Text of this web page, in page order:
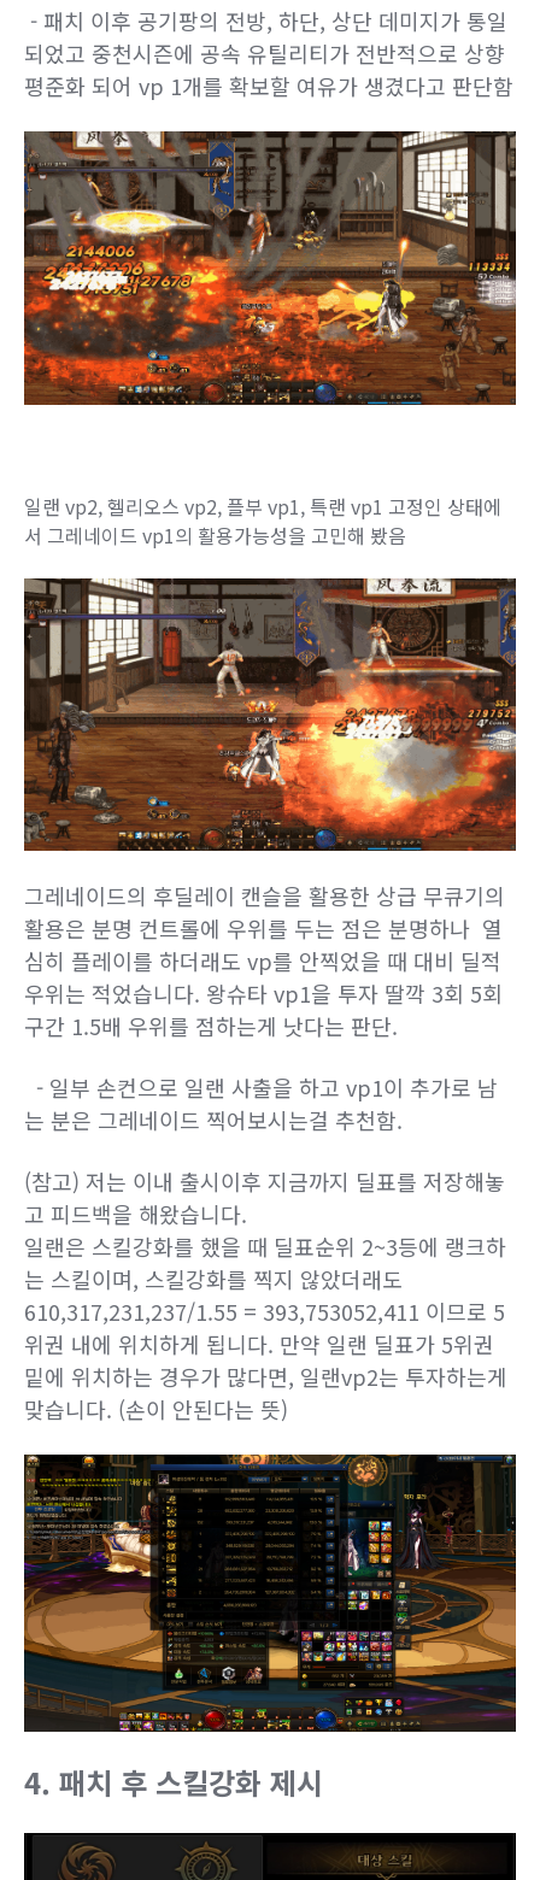
- 패치 이후 공기팡의 전방, 하단, 상단 데미지가 통일
되었고 중천시즌에 공속 유틸리티가 전반적으로 상향
평준화 되어 vp 1개를 확보할 여유가 생겼다고 판단함
일랜 vp2, 헬리오스 vp2, 플부 vp1, 특랜 vp1 고정인 상태에
서 그레네이드 vp1의 활용가능성을 고민해 봤음
그레네이드의 후딜레이 캔슬을 활용한 상급 무큐기의
활용은 분명 컨트롤에 우위를 두는 점은 분명하나 열
심히 플레이를 하더래도 vp를 안찍었을 때 대비 딜적
우위는 적었습니다. 왕슈타 vp1을 투자 딸깍 3회 5회
구간 1.5배 우위를 점하는게 낫다는 판단.
- 일부 손컨으로 일랜 사출을 하고 vp1이 추가로 남
는 분은 그레네이드 찍어보시는걸 추천함.
(참고) 저는 이내 출시이후 지금까지 딜표를 저장해놓
고 피드백을 해왔습니다.
일랜은 스킬강화를 했을 때 딜표순위 2~3등에 랭크하
는 스킬이며, 스킬강화를 찍지 않았더래도
610,317,231,237/1.55 = 393,753052,411 이므로 5
위권 내에 위치하게 됩니다. 만약 일랜 딜표가 5위권
밑에 위치하는 경우가 많다면, 일랜vp2는 투자하는게
맞습니다. (손이 안된다는 뜻)
4. 패치 후 스킬강화 제시